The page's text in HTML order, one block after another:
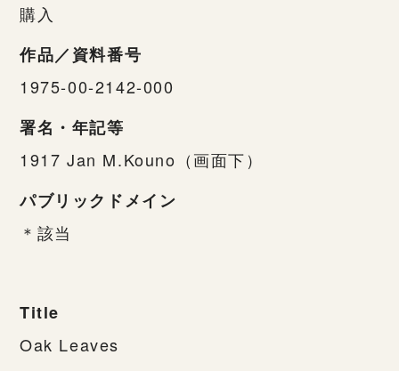
購入
作品／資料番号
1975-00-2142-000
署名・年記等
1917 Jan M.Kouno（画面下）
パブリックドメイン
＊該当
Title
Oak Leaves